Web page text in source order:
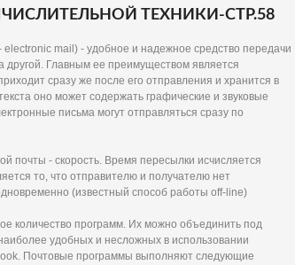
ТЕХНИКИ-СТР.58
mail) - удобное и надежное средство передачи
Главным ее преимуществом является
сразу же после его отправления и хранится в
оно может содержать графические и звуковые
письма могут отправляться сразу по
почты - скорость. Время пересылки исчисляется
то, что отправителю и получателю нет
(известный способ работы off-line)
количество программ. Их можно объединить под
удобных и несложных в использовании
Почтовые программы выполняют следующие